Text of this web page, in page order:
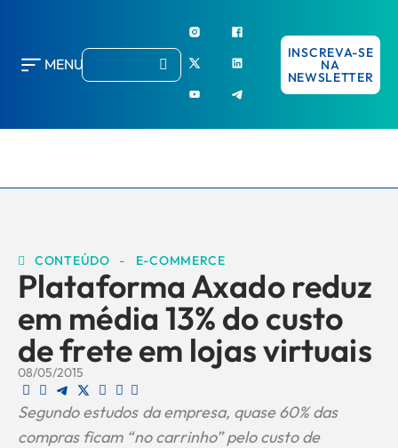
MENU
INSCREVA-SE
NA
NEWSLETTER
CONTEÚDO - E-COMMERCE
Plataforma Axado reduz
em média 13% do custo
de frete em lojas virtuais
08/05/2015
Segundo estudos da empresa, quase 60% das
compras ficam “no carrinho” pelo custo de